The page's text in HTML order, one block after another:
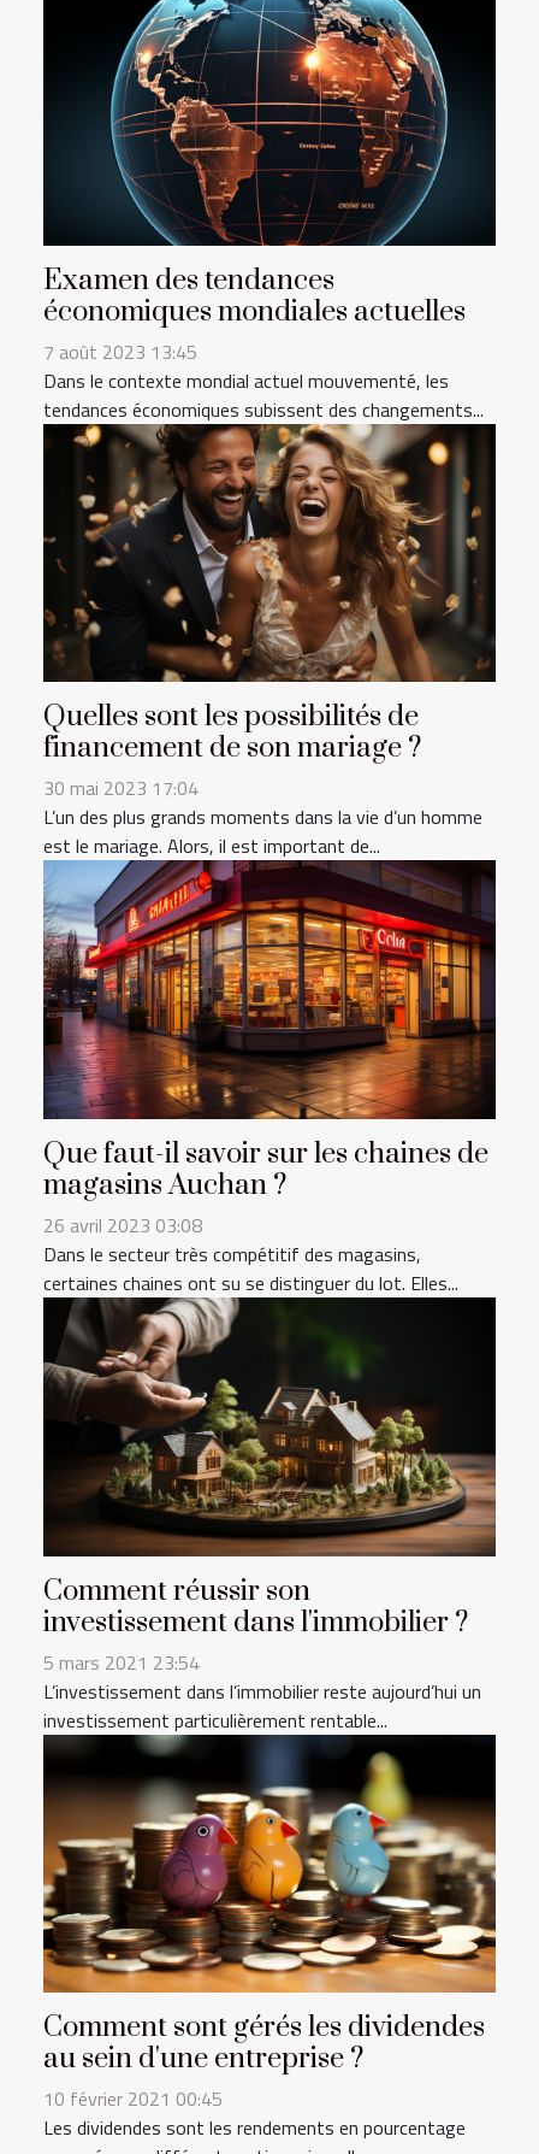
Examen des tendances
économiques mondiales actuelles
7 août 2023 13:45
Dans le contexte mondial actuel mouvementé, les
tendances économiques subissent des changements...
Quelles sont les possibilités de
financement de son mariage ?
30 mai 2023 17:04
L’un des plus grands moments dans la vie d’un homme
est le mariage. Alors, il est important de...
Que faut-il savoir sur les chaines de
magasins Auchan ?
26 avril 2023 03:08
Dans le secteur très compétitif des magasins,
certaines chaines ont su se distinguer du lot. Elles...
Comment réussir son
investissement dans l'immobilier ?
5 mars 2021 23:54
L’investissement dans l’immobilier reste aujourd’hui un
investissement particulièrement rentable...
Comment sont gérés les dividendes
au sein d'une entreprise ?
10 février 2021 00:45
Les dividendes sont les rendements en pourcentage